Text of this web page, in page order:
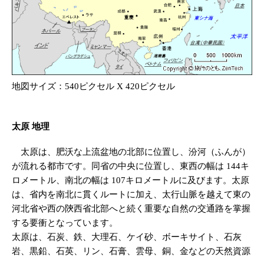
地図サイズ：540ピクセル X 420ピクセル
太原 地理
太原は、肥沃な上流盆地の北部に位置し、汾河（ふんが）
が流れる都市です。同省の中央に位置し、東西の幅は 144キ
ロメートル、南北の幅は 107キロメートルに及びます。太原
は、省内を南北に貫くルートに加え、太行山脈を越えて東の
河北省や西の陝西省北部へと続く重要な自然の交通路を掌握
する要衝となっています。
太原は、石炭、鉄、大理石、ケイ砂、ボーキサイト、石灰
岩、黒鉛、石英、リン、石膏、雲母、銅、金などの天然資源